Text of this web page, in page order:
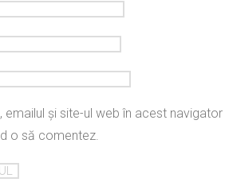
emailul și site-ul web în acest navigator
o să comentez.